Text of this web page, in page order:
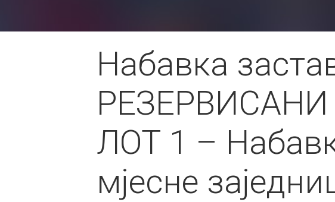
Набавка
РЕЗЕРВИСАНИ
ЛОТ 1 –
мјесне